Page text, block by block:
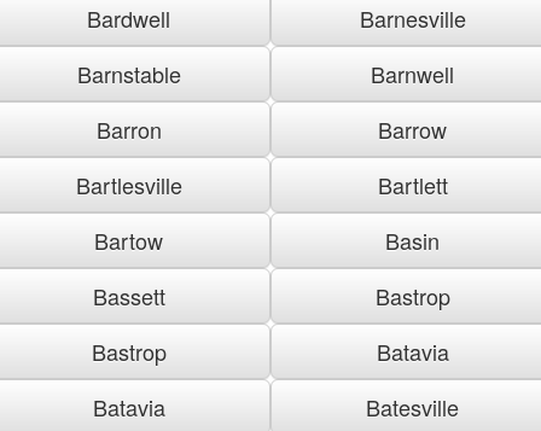
Bardwell
Barnesville
Barnstable
Barnwell
Barron
Barrow
Bartlesville
Bartlett
Bartow
Basin
Bassett
Bastrop
Bastrop
Batavia
Batavia
Batesville